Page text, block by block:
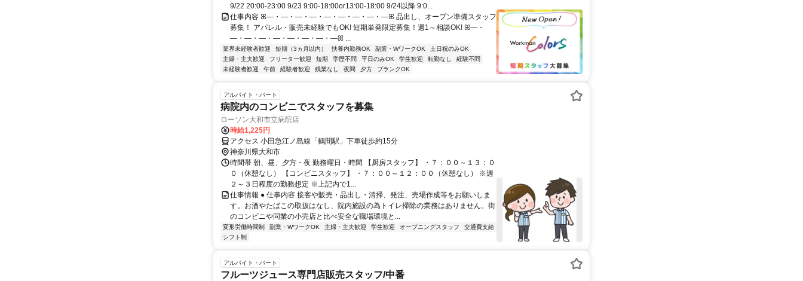
9/22 20:00-23:00 9/23 9:00-18:00or13:00-18:00 9/24以降 9:0...
仕事内容 ꕤ―・―・―・―・―・―・―・―・―ꕤ 品出し、オープン準備スタッフ
募集！ アパレル・販売未経験でもOK! 短期単発限定募集！週1～相談OK! ꕤ―・
―・―・―・―・―・―・―・―ꕤ ...
業界未経験者歓迎 短期（3ヵ月以内） 扶養内勤務OK 副業・WワークOK
土日祝のみOK
主婦・主夫歓迎
フリーター歓迎 短期 学歴不問 平日のみOK 学生歓迎 転勤なし
経験不問
未経験者歓迎
午前 経験者歓迎 残業なし 夜間 夕方 ブランクOK
アルバイト・パート
病院内のコンビニでスタッフを募集
ローソン大和市立病院店
時給1,225円
アクセス 小田急江ノ島線「鶴間駅」下車徒歩約15分
神奈川県大和市
時間帯 朝、昼、夕方・夜 勤務曜日・時間 【厨房スタッフ】 ・７：００～１３：０
０（休憩なし） 【コンビニスタッフ】 ・７：００～１２：００（休憩なし） ※週
２～３日程度の勤務想定 ※上記内で1...
仕事情報 ● 仕事内容 接客や販売・品出し・清掃、発注、売場作成等をお願いしま
す。お酒やたばこの取扱はなし、院内施設の為トイレ掃除の業務はありません。街
のコンビニや同業の小売店と比べ安全な職場環境と...
変形労働時間制 副業・WワークOK 主婦・主夫歓迎 学生歓迎 オープニングスタッフ
交通費支給
シフト制
アルバイト・パート
フルーツジュース専門店販売スタッフ/中番